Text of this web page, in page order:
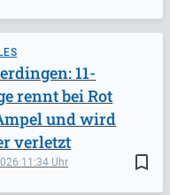
bookmark_border
11:34
11-
rennt bei Rot
und wird
verletzt